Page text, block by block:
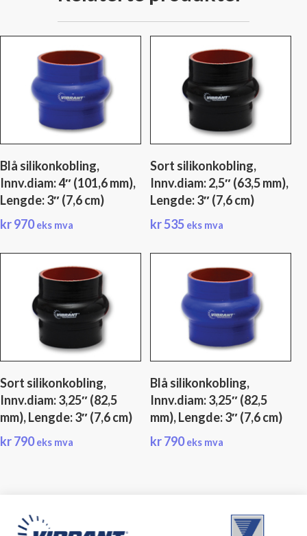
Blå silikonkobling,
Innv.diam: 4″ (101,6 mm),
Lengde: 3″ (7,6 cm)
kr970 eks mva
Sort silikonkobling,
Innv.diam: 2,5″ (63,5 mm),
Lengde: 3″ (7,6 cm)
kr535 eks mva
Sort silikonkobling,
Innv.diam: 3,25″ (82,5
mm), Lengde: 3″ (7,6 cm)
kr790 eks mva
Blå silikonkobling,
Innv.diam: 3,25″ (82,5
mm), Lengde: 3″ (7,6 cm)
kr790 eks mva